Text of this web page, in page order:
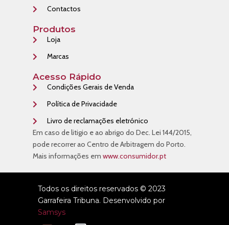
Contactos
Produtos
Loja
Marcas
Acesso Rápido
Condições Gerais de Venda
Política de Privacidade
Livro de reclamações eletrónico
Em caso de litigio e ao abrigo do Dec. Lei 144/2015,
pode recorrer ao Centro de Arbitragem do Porto.
Mais informações em www.consumidor.pt
Todos os direitos reservados © 2023
Garrafeira Tribuna. Desenvolvido por
Samsys